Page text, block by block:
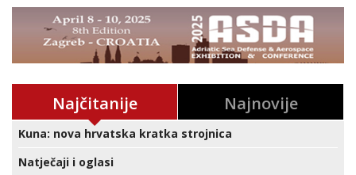
Najčitanije Najnovije
Kuna: nova hrvatska kratka strojnica
Natječaji i oglasi